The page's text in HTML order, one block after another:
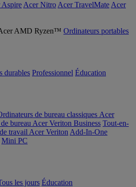
Aspire Acer Nitro Acer TravelMate Acer
Ordinateurs portables
durables Professionnel Éducation
de bureau classiques Acer
bureau Acer Veriton Business Tout-en-
travail Acer Veriton Add-In-One
Mini PC
les jours Éducation